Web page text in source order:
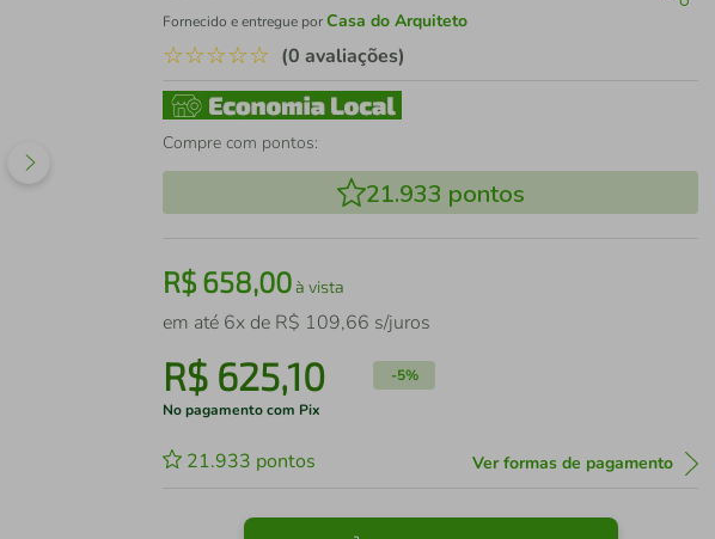
Fornecido e entregue porCasa do Arquiteto
☆☆☆☆☆ (0 avaliações)
Compre com pontos:
21.933 pontos
R$658,00à vista
em até 6x de R$ 109,66 s/juros
R$ 625,10 -5%
No pagamento com Pix
21.933 pontos Ver formas de pagamento